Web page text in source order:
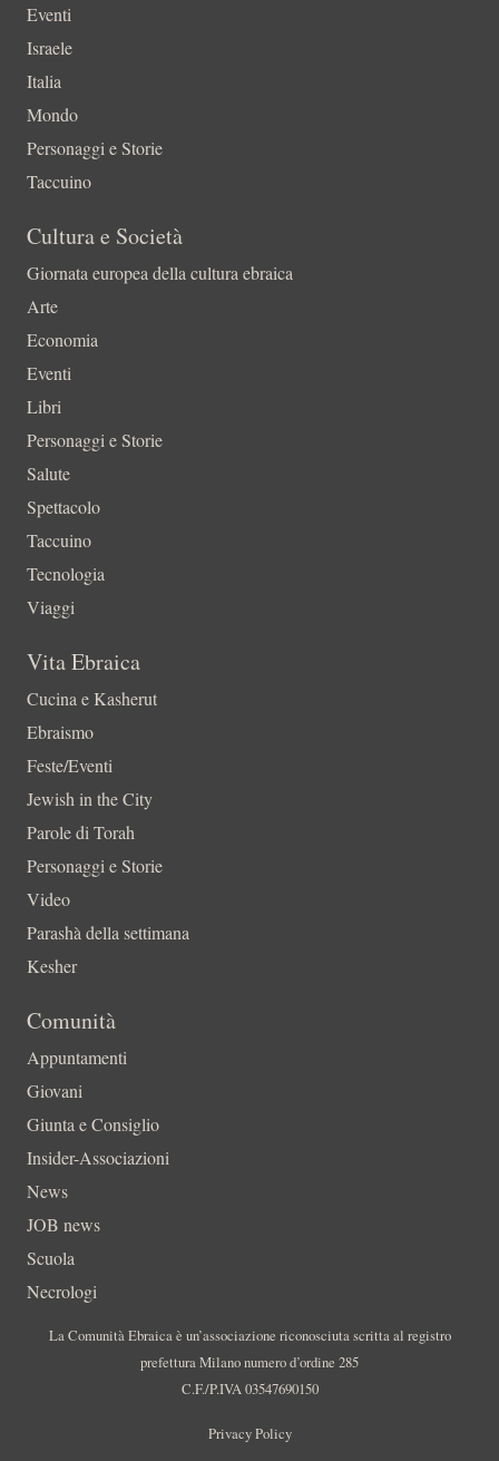
Eventi
Israele
Italia
Mondo
Personaggi e Storie
Taccuino
Cultura e Società
Giornata europea della cultura ebraica
Arte
Economia
Eventi
Libri
Personaggi e Storie
Salute
Spettacolo
Taccuino
Tecnologia
Viaggi
Vita Ebraica
Cucina e Kasherut
Ebraismo
Feste/Eventi
Jewish in the City
Parole di Torah
Personaggi e Storie
Video
Parashà della settimana
Kesher
Comunità
Appuntamenti
Giovani
Giunta e Consiglio
Insider-Associazioni
News
JOB news
Scuola
Necrologi
La Comunità Ebraica è un’associazione riconosciuta scritta al registro
prefettura Milano numero d’ordine 285
C.F./P.IVA 03547690150
Privacy Policy